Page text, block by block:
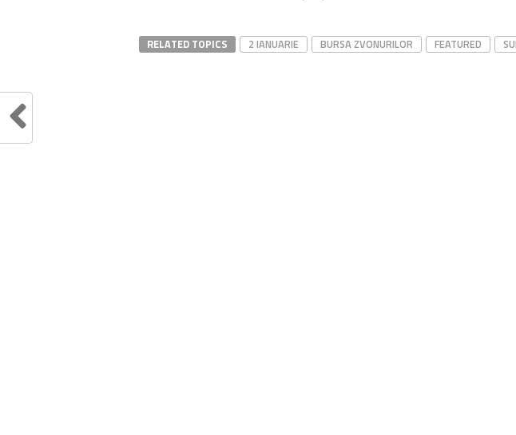
RELATED TOPICS 2 IANUARIE BURSA ZVONURILOR FEATURED